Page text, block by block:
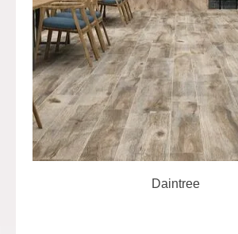
Daintree